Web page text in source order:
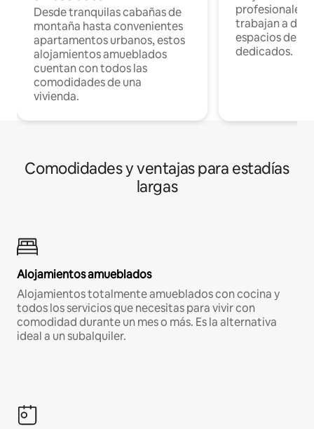
Desde tranquilas cabañas de
montaña hasta convenientes
apartamentos urbanos, estos
alojamientos amueblados
cuentan con todos las
comodidades de una
vivienda.
profesionales
trabajan a
espacios de
dedicados.
Comodidades y ventajas para estadías
largas
Alojamientos amueblados
Alojamientos totalmente amueblados con cocina y
todos los servicios que necesitas para vivir con
comodidad durante un mes o más. Es la alternativa
ideal a un subalquiler.